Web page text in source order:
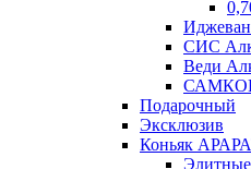
СИС
Веди
Подарочный
Эксклюзив
Коньяк
Элитные